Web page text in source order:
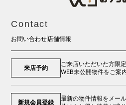
Contact
お問い合わせ店舗情報
来店予約
ご来店いただいた方限定
WEB未公開物件をご案
新規会員登録
最新の物件情報をメー